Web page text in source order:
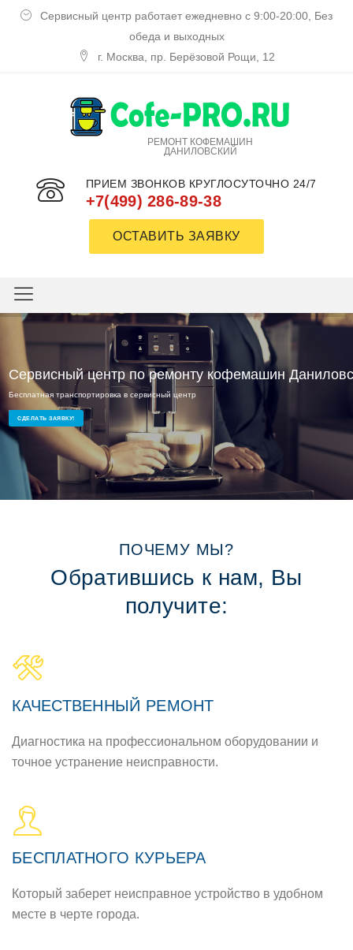
Сервисный центр работает ежедневно с 9:00-20:00, Без
обеда и выходных
г. Москва, пр. Берёзовой Рощи, 12
РЕМОНТ КОФЕМАШИН
ДАНИЛОВСКИЙ
ПРИЕМ ЗВОНКОВ КРУГЛОСУТОЧНО 24/7
+7(499) 286-89-38
ОСТАВИТЬ ЗАЯВКУ
Сервисный центр по ремонту кофемашин
Бесплатная транспортировка в сервисный центр
Ремонт кофемашин на дому или в офисе
СДЕЛАТЬ ЗАЯВКУ!
Сервисный ремонт Даниловский
Опытные мастера и доступные цены
ПОЧЕМУ МЫ?
Обратившись к нам, Вы
получите:
КАЧЕСТВЕННЫЙ РЕМОНТ
Диагностика на профессиональном оборудовании и
точное устранение неисправности.
БЕСПЛАТНОГО КУРЬЕРА
Который заберет неисправное устройство в удобном
месте в черте города.